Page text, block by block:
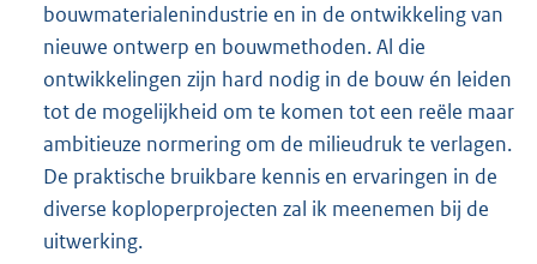
bouwmaterialenindustrie en in de ontwikkeling van
nieuwe ontwerp en bouwmethoden. Al die
ontwikkelingen zijn hard nodig in de bouw én leiden
tot de mogelijkheid om te komen tot een reële maar
ambitieuze normering om de milieudruk te verlagen.
De praktische bruikbare kennis en ervaringen in de
diverse koploperprojecten zal ik meenemen bij de
uitwerking.